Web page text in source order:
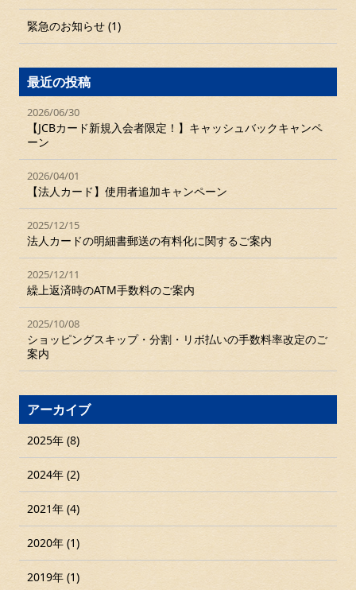
緊急のお知らせ (1)
最近の投稿
2026/06/30
【JCBカード新規入会者限定！】キャッシュバックキャンペ
ーン
2026/04/01
【法人カード】使用者追加キャンペーン
2025/12/15
法人カードの明細書郵送の有料化に関するご案内
2025/12/11
繰上返済時のATM手数料のご案内
2025/10/08
ショッピングスキップ・分割・リボ払いの手数料率改定のご
案内
アーカイブ
2025年 (8)
2024年 (2)
2021年 (4)
2020年 (1)
2019年 (1)